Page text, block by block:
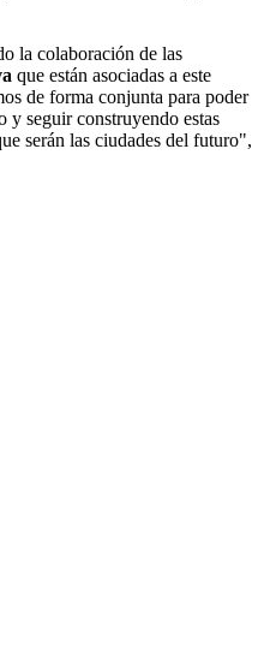
la colaboración de las
que están asociadas a este
de forma conjunta para poder
seguir construyendo estas
serán las ciudades del futuro",